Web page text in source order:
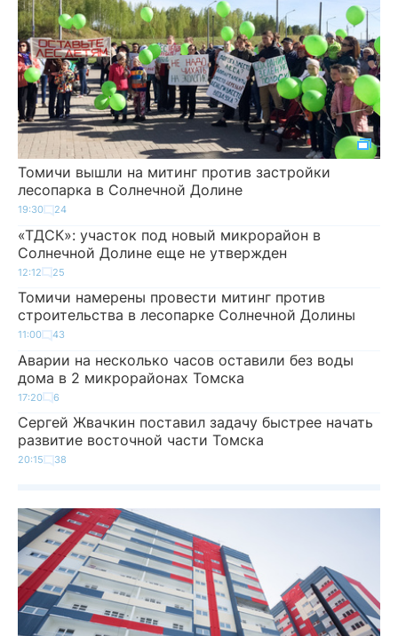
Томичи вышли на митинг против застройки
лесопарка в Солнечной Долине
19:30 24
«ТДСК»: участок под новый микрорайон в
Солнечной Долине еще не утвержден
12:12 25
Томичи намерены провести митинг против
строительства в лесопарке Солнечной Долины
11:00 43
Аварии на несколько часов оставили без воды
дома в 2 микрорайонах Томска
17:20 6
Сергей Жвачкин поставил задачу быстрее начать
развитие восточной части Томска
20:15 38